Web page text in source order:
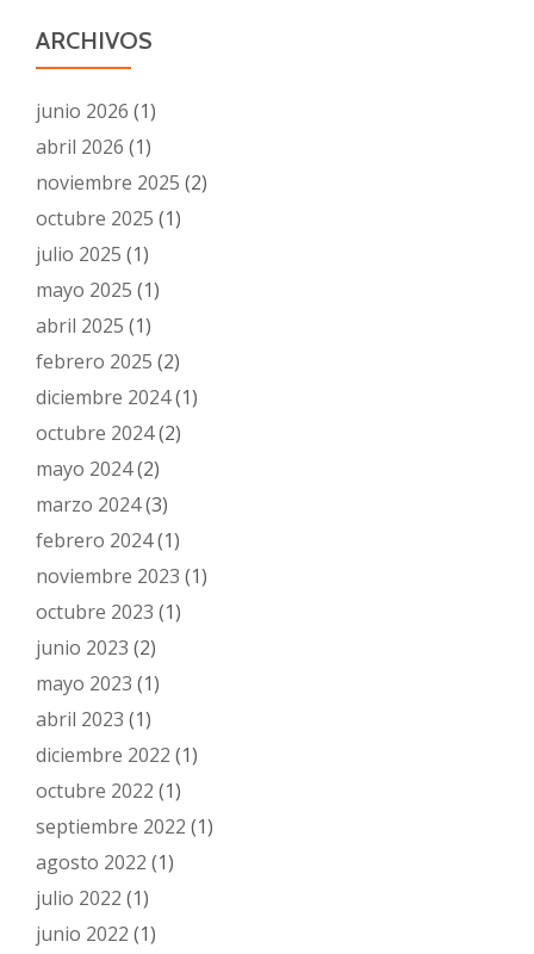
ARCHIVOS
junio 2026 (1)
abril 2026 (1)
noviembre 2025 (2)
octubre 2025 (1)
julio 2025 (1)
mayo 2025 (1)
abril 2025 (1)
febrero 2025 (2)
diciembre 2024(1)
octubre 2024(2)
mayo 2024(2)
marzo 2024(3)
febrero 2024(1)
noviembre 2023 (1)
octubre 2023 (1)
junio 2023 (2)
mayo 2023 (1)
abril 2023 (1)
diciembre 2022 (1)
octubre 2022 (1)
septiembre 2022 (1)
agosto 2022 (1)
julio 2022 (1)
junio 2022 (1)